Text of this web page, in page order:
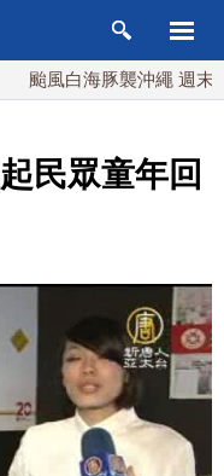
白海豚襲沖繩 週末最近台
民眾童年回